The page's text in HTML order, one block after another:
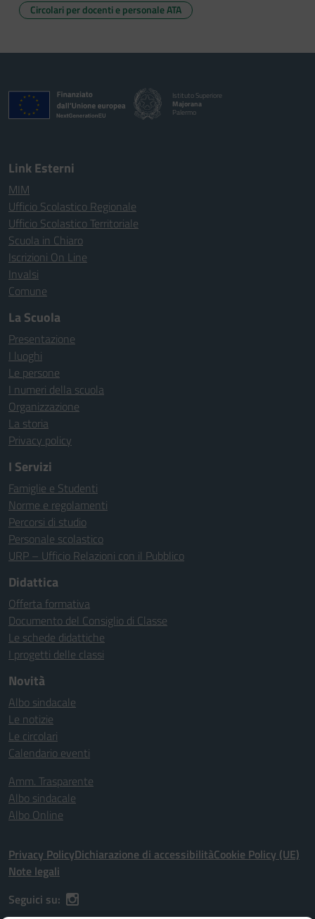
Circolari per docenti e personale ATA
Istituto Superiore
Majorana
Palermo
Link Esterni
MIM
Ufficio Scolastico Regionale
Ufficio Scolastico Territoriale
Scuola in Chiaro
Iscrizioni On Line
Invalsi
Comune
La Scuola
Presentazione
I luoghi
Le persone
I numeri della scuola
Organizzazione
La storia
Privacy policy
I Servizi
Famiglie e Studenti
Norme e regolamenti
Percorsi di studio
Personale scolastico
URP – Ufficio Relazioni con il Pubblico
Didattica
Offerta formativa
Documento del Consiglio di Classe
Le schede didattiche
I progetti delle classi
Novità
Albo sindacale
Le notizie
Le circolari
Calendario eventi
Amm. Trasparente
Albo sindacale
Albo Online
Privacy PolicyDichiarazione di accessibilitàCookie Policy (UE)
Note legali
Seguici su: